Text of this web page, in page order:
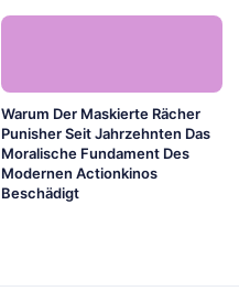
Warum Der Maskierte Rächer
Punisher Seit Jahrzehnten Das
Moralische Fundament Des
Modernen Actionkinos
Beschädigt